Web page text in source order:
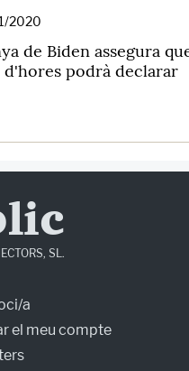
2020
de Biden assegura
d'hores podrà declarar
SL.
a
el meu compte